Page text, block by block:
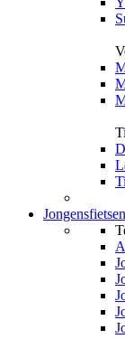
Jongensfietsen